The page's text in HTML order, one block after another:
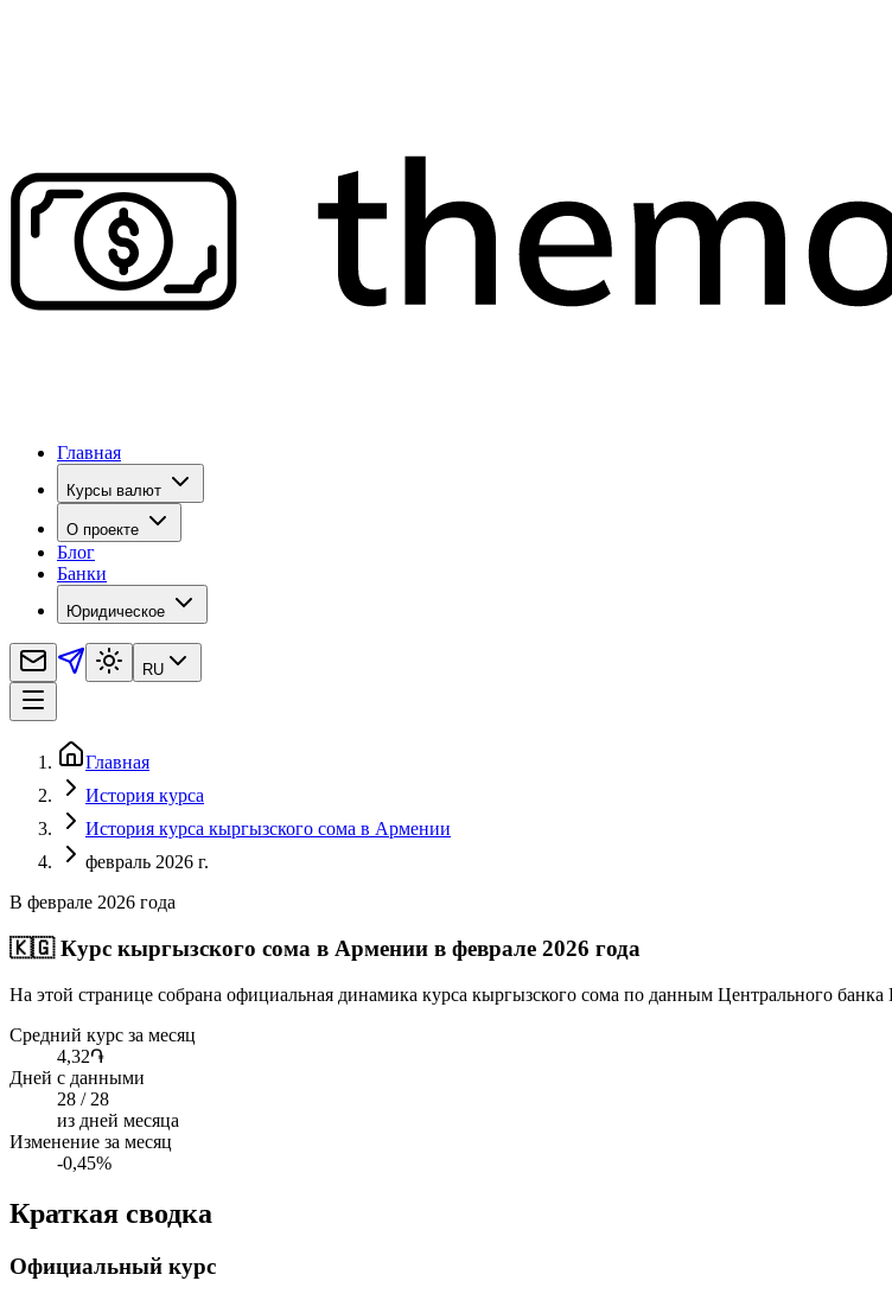
Главная
Курсы валют
О проекте
Блог
Банки
Юридическое
RU
Главная
История курса
История курса кыргызского сома в Армении
февраль 2026 г.
В феврале 2026 года
🇰🇬 Курс кыргызского сома в Армении в феврале 2026 года
На этой странице собрана официальная динамика курса кыргызского сома по данным Центрального
Средний курс за месяц
4,32֏
Дней с данными
28 / 28
из дней месяца
Изменение за месяц
-0,45%
Краткая сводка
Официальный курс